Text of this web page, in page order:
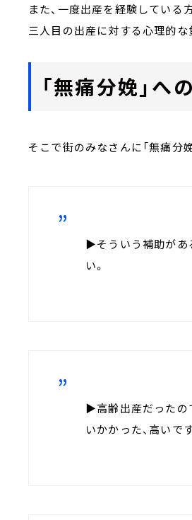
また、一度出産を経験している
三人目の出産に対する心理的な
「無痛分娩」へ
そこで街のみなさんに「無痛分
▶そういう補助があ
い。
▶高齢出産だったの
いかかった、高いで